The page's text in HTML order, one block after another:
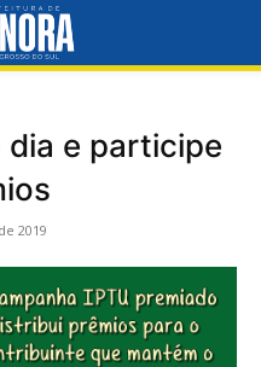
dia e participe
2019